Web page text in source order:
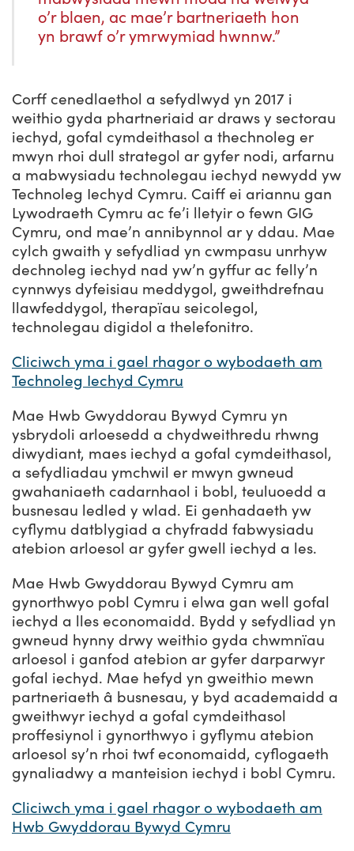
o’r blaen, ac mae’r bartneriaeth hon
yn brawf o’r ymrwymiad hwnnw.”
Corff cenedlaethol a sefydlwyd yn 2017 i
weithio gyda phartneriaid ar draws y sectorau
iechyd, gofal cymdeithasol a thechnoleg er
mwyn rhoi dull strategol ar gyfer nodi, arfarnu
a mabwysiadu technolegau iechyd newydd yw
Technoleg Iechyd Cymru. Caiff ei ariannu gan
Lywodraeth Cymru ac fe’i lletyir o fewn GIG
Cymru, ond mae’n annibynnol ar y ddau. Mae
cylch gwaith y sefydliad yn cwmpasu unrhyw
dechnoleg iechyd nad yw’n gyffur ac felly’n
cynnwys dyfeisiau meddygol, gweithdrefnau
llawfeddygol, therapïau seicolegol,
technolegau digidol a thelefonitro.
Cliciwch yma i gael rhagor o wybodaeth am
Technoleg Iechyd Cymru
Mae Hwb Gwyddorau Bywyd Cymru yn
ysbrydoli arloesedd a chydweithredu rhwng
diwydiant, maes iechyd a gofal cymdeithasol,
a sefydliadau ymchwil er mwyn gwneud
gwahaniaeth cadarnhaol i bobl, teuluoedd a
busnesau ledled y wlad. Ei genhadaeth yw
cyflymu datblygiad a chyfradd fabwysiadu
atebion arloesol ar gyfer gwell iechyd a les.
Mae Hwb Gwyddorau Bywyd Cymru am
gynorthwyo pobl Cymru i elwa gan well gofal
iechyd a lles economaidd. Bydd y sefydliad yn
gwneud hynny drwy weithio gyda chwmnïau
arloesol i ganfod atebion ar gyfer darparwyr
gofal iechyd. Mae hefyd yn gweithio mewn
partneriaeth â busnesau, y byd academaidd a
gweithwyr iechyd a gofal cymdeithasol
proffesiynol i gynorthwyo i gyflymu atebion
arloesol sy’n rhoi twf economaidd, cyflogaeth
gynaliadwy a manteision iechyd i bobl Cymru.
Cliciwch yma i gael rhagor o wybodaeth am
Hwb Gwyddorau Bywyd Cymru